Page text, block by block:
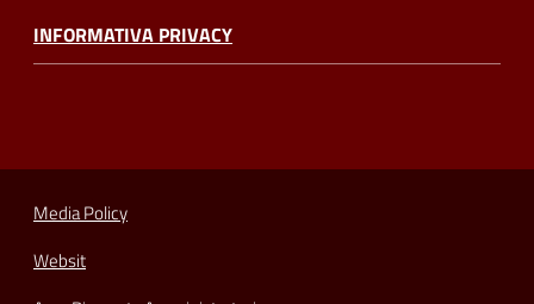
INFORMATIVA PRIVACY
Media Policy
Websit